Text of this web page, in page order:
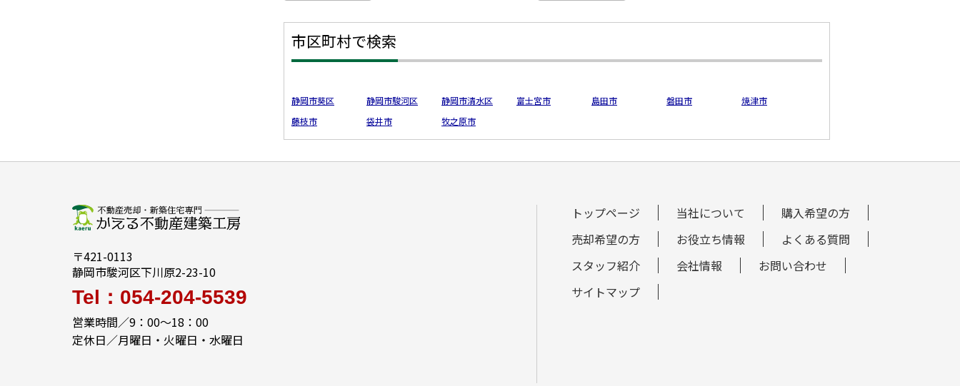
市区町村で検索
静岡市葵区 静岡市駿河区 静岡市清水区 富士宮市 島田市 磐田市
焼津市
藤枝市
袋井市 牧之原市
〒421-0113
静岡市駿河区下川原2-23-10
Tel：054-204-5539
営業時間／9：00～18：00
定休日／月曜日・火曜日・水曜日
トップページ 当社について
購入希望の方
売却希望の方
お役立ち情報
よくある質問
スタッフ紹介
会社情報
お問い合わせ
サイトマップ